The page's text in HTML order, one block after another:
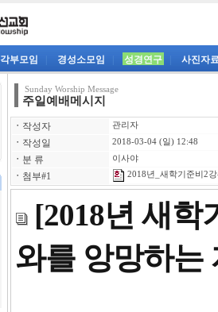
각부모임 경성소모임 성경연구 사진자
Sunday Worship Message
주일예배메시지
ㆍ 작성자 관리자
ㆍ 작성일 2018-03-04 (일) 12:48
ㆍ 분 류 이사야
ㆍ 첨부#1 2018년_새학기준비2
[2018년 새학
와를 앙망하는